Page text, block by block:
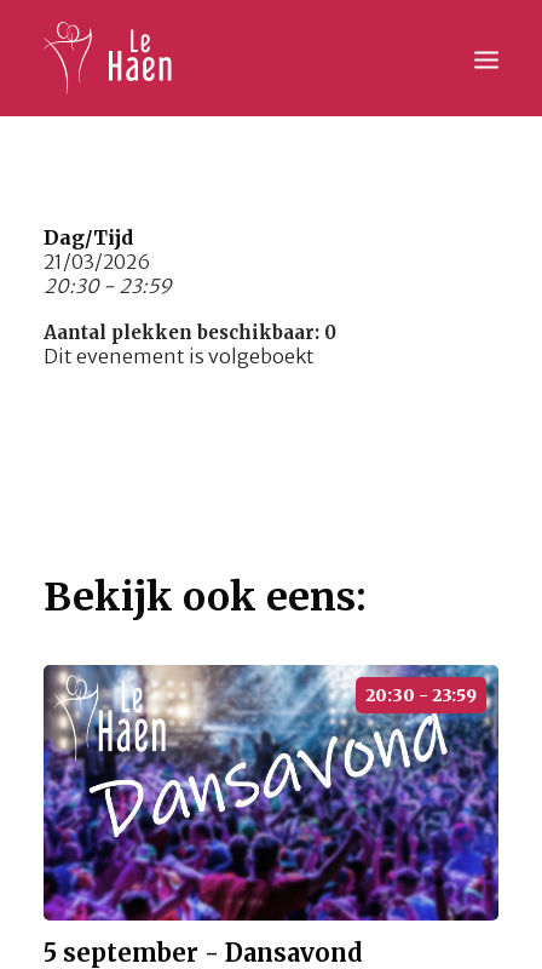
Lesaanbod
Activiteiten
Inschrijven
Dag/Tijd
21/03/2026
20:30 - 23:59
Aantal plekken beschikbaar: 0
Dit evenement is volgeboekt
Bekijk ook eens:
5 september - Dansavond
20:30 - 23:59